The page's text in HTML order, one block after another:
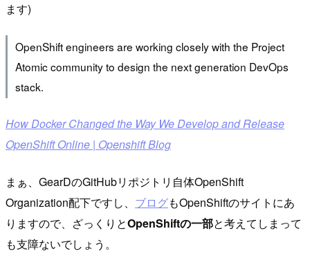
ます)
OpenShift engineers are working closely with the Project
Atomic community to design the next generation DevOps
stack.
How Docker Changed the Way We Develop and Release
OpenShift Online | Openshift Blog
まぁ、GearDのGitHubリポジトリ自体OpenShift
Organization配下ですし、 ブログもOpenShiftのサイトにあ
りますので、ざっくりとOpenShiftの一部と考えてしまって
も支障ないでしょう。